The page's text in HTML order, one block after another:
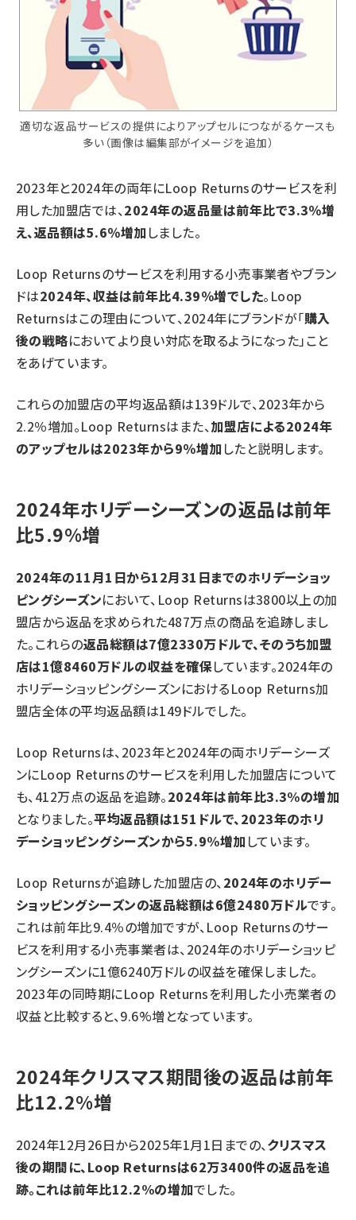
適切な返品サービスの提供によりアップセルにつながるケースも
多い（画像は編集部がイメージを追加）
2023年と2024年の両年にLoop Returnsのサービスを利
用した加盟店では、2024年の返品量は前年比で3.3％増
え、返品額は5.6％増加 しました。
Loop Returnsのサービスを利用する小売事業者やブラン
ドは2024年、収益は前年比4.39％増でした。Loop
Returnsはこの理由について、2024年にブランドが「購入
後の戦略においてより良い対応を取るようになった」こと
をあげています。
これらの加盟店の平均返品額は139ドルで、2023年から
2.2％増加。Loop Returnsはまた、加盟店による2024年
のアップセルは2023年から9％増加 したと説明します。
2024年ホリデーシーズンの返品は前年
比5.9%増
2024年の11月1日から12月31日までのホリデーショッ
ピングシーズンにおいて、Loop Returnsは3800以上の加
盟店から返品を求められた487万点の商品を追跡しまし
た。これらの返品総額は7億2330万ドルで、そのうち加盟
店は1億8460万ドルの収益を確保しています。2024年の
ホリデーショッピングシーズンにおけるLoop Returns加
盟店全体の平均返品額は149ドルでした。
Loop Returnsは、2023年と2024年の両ホリデーシーズ
ンにLoop Returnsのサービスを利用した加盟店について
も、412万点の返品を追跡。2024年は前年比3.3%の増加
となりました。平均返品額は151ドルで、2023年のホリ
デーショッピングシーズンから5.9%増加 しています。
Loop Returnsが追跡した加盟店の、 2024年のホリデー
ショッピングシーズンの返品総額は6億2480万ドルです。
これは前年比9.4％の増加ですが、Loop Returnsのサー
ビスを利用する小売事業者は、2024年のホリデーショッピ
ングシーズンに1億6240万ドルの収益を確保しました。
2023年の同時期にLoop Returnsを利用した小売業者の
収益と比較すると、9.6%増となっています。
2024年クリスマス期間後の返品は前年
比12.2%増
2024年12月26日から2025年1月1日までの、クリスマス
後の期間に、Loop Returnsは62万3400件の返品を追
跡。これは前年比12.2%の増加でした。